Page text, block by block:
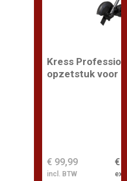
Kress
opzetstuk voor
€
€ 99,99
incl. BTW